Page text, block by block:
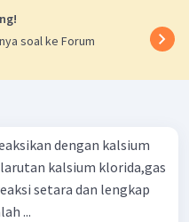
soal ke Forum
dengan kalsium
kalsium klorida,gas
setara dan lengkap
...